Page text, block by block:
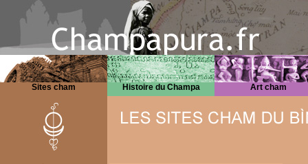
Sites cham Histoire du Champa Art cham